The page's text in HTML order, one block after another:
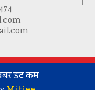
डट कम